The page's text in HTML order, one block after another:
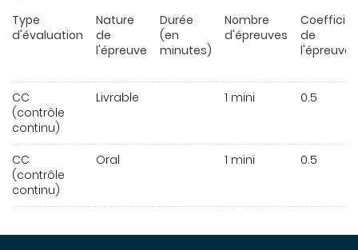
Type
d'évaluation
Nature
de
l'épreuve
Durée
(en
minutes)
Nombre
d'épreuves
de
l'épreuve
CC
(contrôle
continu)
Livrable 1 mini 0.5
CC
(contrôle
continu)
Oral 1 mini 0.5